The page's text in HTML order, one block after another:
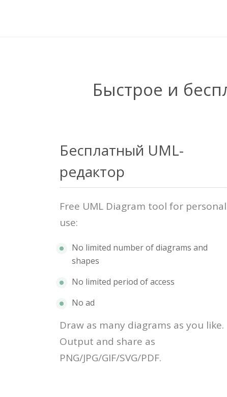
Быстрое и
Бесплатный UML-
редактор
Free UML Diagram tool for personal
use:
No limited number of diagrams and
shapes
No limited period of access
No ad
Draw as many diagrams as you like.
Output and share as
PNG/JPG/GIF/SVG/PDF.